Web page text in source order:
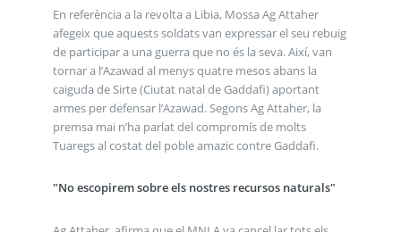
En referència a la revolta a Libia, Mossa Ag Attaher
afegeix que aquests soldats van expressar el seu rebuig
de participar a una guerra que no és la seva. Així, van
tornar a l’Azawad al menys quatre mesos abans la
caiguda de Sirte (Ciutat natal de Gaddafi) aportant
armes per defensar l’Azawad. Segons Ag Attaher, la
premsa mai n’ha parlat del compromís de molts
Tuaregs al costat del poble amazic contre Gaddafi.
"No escopirem sobre els nostres recursos naturals"